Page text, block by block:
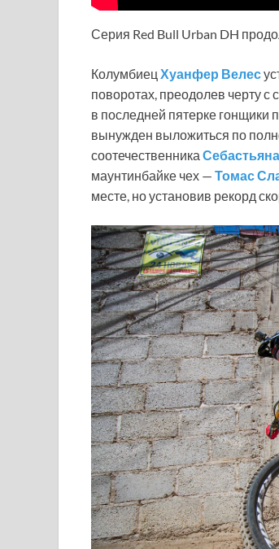
Серия Red Bull Urban DH
Колумбиец Хуанфер Велес
поворотах, преодолев черту
в последней пятерке гонщики
вынужден выложиться по
соотечественника
маунтинбайке чех — Томас
месте, но установив рекорд